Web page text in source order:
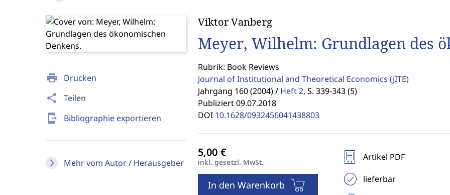
print Drucken
share Teilen
send_to_mobile Bibliographie exportieren
Mehr vom Autor / Herausgeber
Viktor Vanberg
Meyer, Wilhelm: Grundlagen des
Rubrik: Book Reviews
Journal of Institutional and Theoretical Economics (JITE)
Jahrgang 160 (2004) / Heft 2, S. 339-343 (5)
Publiziert 09.07.2018
DOI 10.1628/0932456041438803
inkl. gesetzl. MwSt.
In den Warenkorb
Artikel PDF
lieferbar